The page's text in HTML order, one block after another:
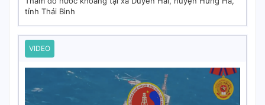
tỉnh Thái Bình
VIDEO